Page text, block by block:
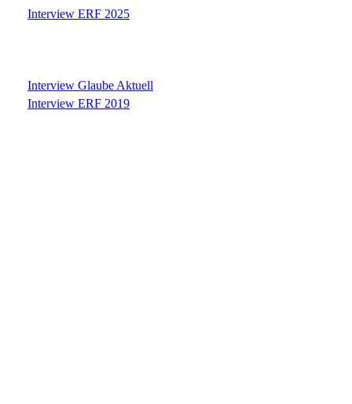
Interview ERF 2025
Interview Glaube Aktuell
Interview ERF 2019